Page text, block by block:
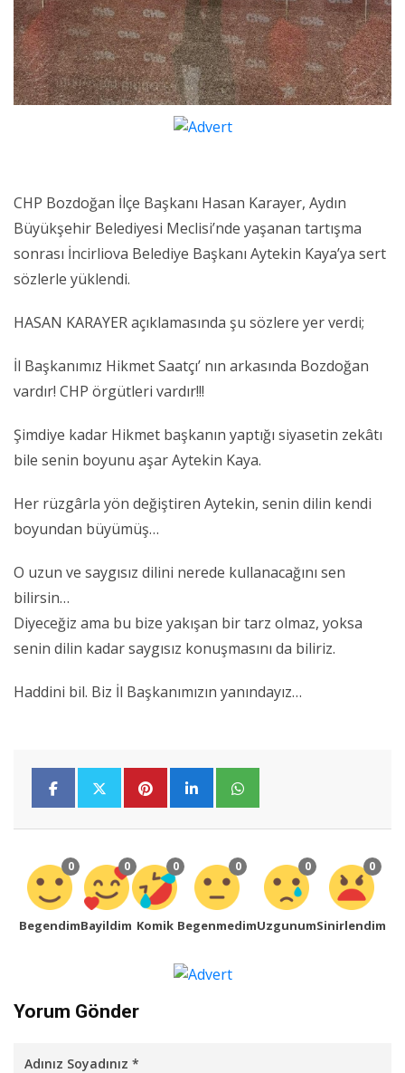
CHP Bozdoğan İlçe Başkanı Hasan Karayer, Aydın
Büyükşehir Belediyesi Meclisi’nde yaşanan tartışma
sonrası İncirliova Belediye Başkanı Aytekin Kaya’ya sert
sözlerle yüklendi.
HASAN KARAYER açıklamasında şu sözlere yer verdi;
İl Başkanımız Hikmet Saatçı’ nın arkasında Bozdoğan
vardır! CHP örgütleri vardır!!!
Şimdiye kadar Hikmet başkanın yaptığı siyasetin zekâtı
bile senin boyunu aşar Aytekin Kaya.
Her rüzgârla yön değiştiren Aytekin, senin dilin kendi
boyundan büyümüş…
O uzun ve saygısız dilini nerede kullanacağını sen
bilirsin…
Diyeceğiz ama bu bize yakışan bir tarz olmaz, yoksa
senin dilin kadar saygısız konuşmasını da biliriz.
Haddini bil. Biz İl Başkanımızın yanındayız…
0
Begendim
0
Bayildim
0
Komik
0
Begenmedim
0
Uzgunum
0
Sinirlendim
Yorum Gönder